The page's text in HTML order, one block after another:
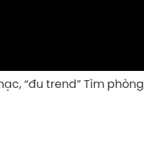
“đu trend” Tìm phòng